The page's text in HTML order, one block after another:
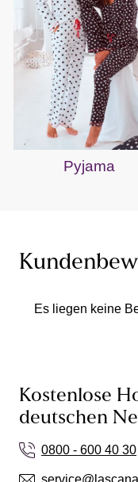
Pyjama
Es liegen keine
Kostenlose
deutschen
0800 - 600 40 30